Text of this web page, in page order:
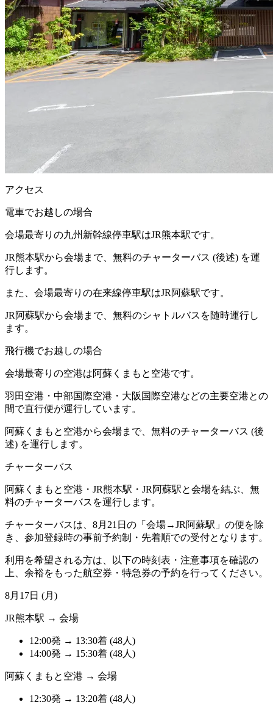
アクセス
電車でお越しの場合
会場最寄りの九州新幹線停車駅はJR熊本駅です。
JR熊本駅から会場まで、無料のチャーターバス (後述) を運
行します。
また、会場最寄りの在来線停車駅はJR阿蘇駅です。
JR阿蘇駅から会場まで、無料のシャトルバスを随時運行し
ます。
飛行機でお越しの場合
会場最寄りの空港は阿蘇くまもと空港です。
羽田空港・中部国際空港・大阪国際空港などの主要空港との
間で直行便が運行しています。
阿蘇くまもと空港から会場まで、無料のチャーターバス (後
述) を運行します。
チャーターバス
阿蘇くまもと空港・JR熊本駅・JR阿蘇駅と会場を結ぶ、無
料のチャーターバスを運行します。
チャーターバスは、8月21日の「会場→JR阿蘇駅」の便を除
き、参加登録時の事前予約制・先着順での受付となります。
利用を希望される方は、以下の時刻表・注意事項を確認の
上、余裕をもった航空券・特急券の予約を行ってください。
8月17日 (月)
JR熊本駅 → 会場
12:00発 → 13:30着 (48人)
14:00発 → 15:30着 (48人)
阿蘇くまもと空港 → 会場
12:30発 → 13:20着 (48人)